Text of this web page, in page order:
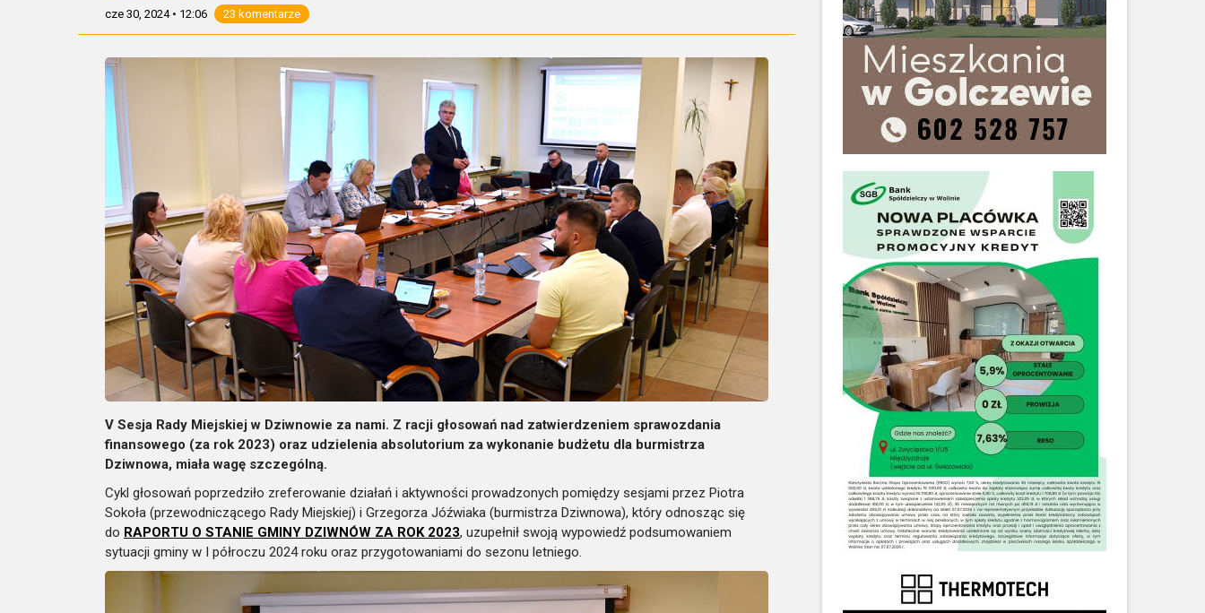
cze 30, 2024• 12:06 23 komentarze
V Sesja Rady Miejskiej w Dziwnowie za nami. Z racji głosowań nad zatwierdzeniem sprawozdania
finansowego (za rok 2023) oraz udzielenia absolutorium za wykonanie budżetu dla burmistrza
Dziwnowa, miała wagę szczególną.
Cykl głosowań poprzedziło zreferowanie działań i aktywności prowadzonych pomiędzy sesjami przez Piotra
Sokoła (przewodniczącego Rady Miejskiej) i Grzegorza Jóźwiaka (burmistrza Dziwnowa), który odnosząc się
do RAPORTU O STANIE GMINY DZIWNÓW ZA ROK 2023, uzupełnił swoją wypowiedź podsumowaniem
sytuacji gminy w I półroczu 2024 roku oraz przygotowaniami do sezonu letniego.